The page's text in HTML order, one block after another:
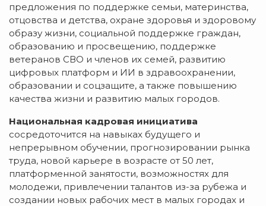
предложения по поддержке семьи, материнства,
отцовства и детства, охране здоровья и здоровому
образу жизни, социальной поддержке граждан,
образованию и просвещению, поддержке
ветеранов СВО и членов их семей, развитию
цифровых платформ и ИИ в здравоохранении,
образовании и соцзащите, а также повышению
качества жизни и развитию малых городов.
Национальная кадровая инициатива
сосредоточится на навыках будущего и
непрерывном обучении, прогнозировании рынка
труда, новой карьере в возрасте от 50 лет,
платформенной занятости, возможностях для
молодежи, привлечении талантов из-за рубежа и
создании новых рабочих мест в малых городах и